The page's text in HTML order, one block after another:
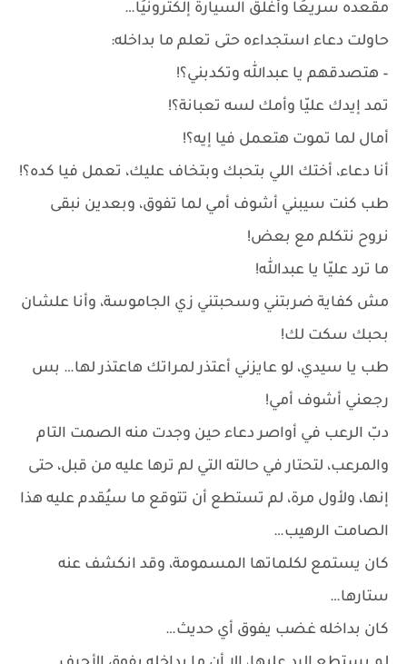
مقعده سريعًا وأغلق السيارة إلكترونيًا…
حاولت دعاء استجداءه حتى تعلم ما بداخله:
– هتصدقهم يا عبدالله وتكدبني؟!
تمد إيدك عليّا وأمك لسه تعبانة؟!
أمال لما تموت هتعمل فيا إيه؟!
أنا دعاء، أختك اللي بتحبك وبتخاف عليك، تعمل فيا كده؟!
طب كنت سيبني أشوف أمي لما تفوق، وبعدين نبقى
نروح نتكلم مع بعض!
ما ترد عليّا يا عبدالله!
مش كفاية ضربتني وسحبتني زي الجاموسة، وأنا علشان
بحبك سكت لك!
طب يا سيدي، لو عايزني أعتذر لمراتك هاعتذر لها… بس
رجعني أشوف أمي!
دبّ الرعب في أواصر دعاء حين وجدت منه الصمت التام
والمرعب، لتحتار في حالته التي لم ترها عليه من قبل، حتى
إنها، ولأول مرة، لم تستطع أن تتوقع ما سيُقدم عليه هذا
الصامت الرهيب…
كان يستمع لكلماتها المسمومة، وقد انكشف عنه
ستارها…
كان بداخله غضب يفوق أي حديث…